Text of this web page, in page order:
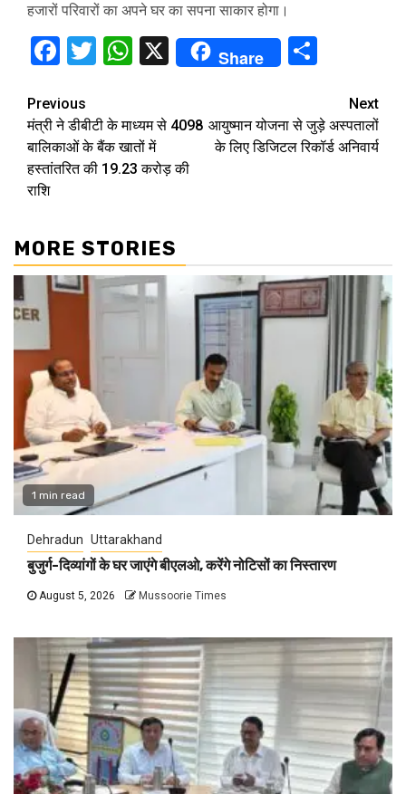
हजारों परिवारों का अपने घर का सपना साकार होगा।
Facebook
TwitterWhatsApp
X Share
Continue
Reading
Previous
मंत्री ने डीबीटी के माध्यम से 4098
बालिकाओं के बैंक खातों में
हस्तांतरित की 19.23 करोड़ की
राशि
Next
आयुष्मान योजना से जुड़े अस्पतालों
के लिए डिजिटल रिकॉर्ड अनिवार्य
MORE STORIES
1 min read
Dehradun Uttarakhand
बुजुर्ग-दिव्यांगों के घर जाएंगे बीएलओ, करेंगे नोटिसों का निस्तारण
August 5, 2026 Mussoorie Times